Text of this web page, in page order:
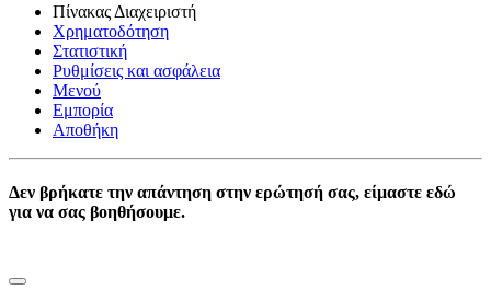
Πίνακας Διαχειριστή
Χρηματοδότηση
Στατιστική
Ρυθμίσεις και ασφάλεια
Μενού
Εμπορία
Αποθήκη
Δεν βρήκατε την απάντηση στην ερώτησή σας, είμαστε εδώ
για να σας βοηθήσουμε.